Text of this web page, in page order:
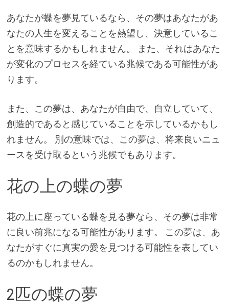
あなたが蝶を夢見ているなら、その夢はあなたがあ
なたの人生を変えることを熱望し、決意しているこ
とを意味するかもしれません。 また、それはあなた
が変化のプロセスを経ている兆候である可能性があ
ります。
また、この夢は、あなたが自由で、自立していて、
創造的であると感じていることを示しているかもし
れません。 別の意味では、この夢は、将来良いニュ
ースを受け取るという兆候でもあります。
花の上の蝶の夢
花の上に座っている蝶を見る夢なら、その夢は非常
に良い前兆になる可能性があります。 この夢は、あ
なたがすぐに真実の愛を見つける可能性を表してい
るのかもしれません。
2匹の蝶の夢